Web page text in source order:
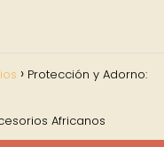
Protección y Adorno:
Africanos